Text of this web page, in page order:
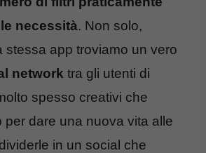
necessità. Non solo,
stessa app troviamo un vero
network tra gli utenti di
spesso creativi che
per dare una nuova vita alle
in un social che